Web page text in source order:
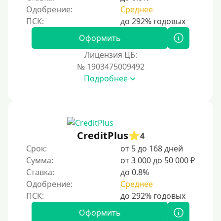
На Киви (Qiwi) кошелек без отказов
На банковский счет
На карту с нулевым балансом
На дебетовую карту
На кредитную карту
На виртуальную карту
На неименную карту
На именную карту
На зарплатную карту
Одобрение:
Среднее
Оформить
Лицензия ЦБ:
№ 1903475009492
Подробнее
CreditPlus
4
Срок:
от 5 до 168 дней
Сумма:
от 3 000 до 50 000 ₽
Ставка:
до 0.8%
Одобрение:
Среднее
Оформить